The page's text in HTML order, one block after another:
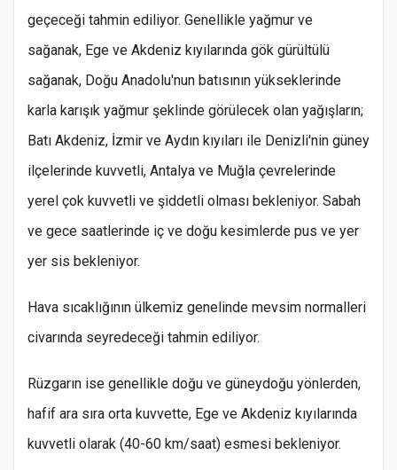
geçeceği tahmin ediliyor. Genellikle yağmur ve
sağanak, Ege ve Akdeniz kıyılarında gök gürültülü
sağanak, Doğu Anadolu'nun batısının yükseklerinde
karla karışık yağmur şeklinde görülecek olan yağışların;
Batı Akdeniz, İzmir ve Aydın kıyıları ile Denizli'nin güney
ilçelerinde kuvvetli, Antalya ve Muğla çevrelerinde
yerel çok kuvvetli ve şiddetli olması bekleniyor. Sabah
ve gece saatlerinde iç ve doğu kesimlerde pus ve yer
yer sis bekleniyor.
Hava sıcaklığının ülkemiz genelinde mevsim normalleri
civarında seyredeceği tahmin ediliyor.
Rüzgarın ise genellikle doğu ve güneydoğu yönlerden,
hafif ara sıra orta kuvvette, Ege ve Akdeniz kıyılarında
kuvvetli olarak (40-60 km/saat) esmesi bekleniyor.